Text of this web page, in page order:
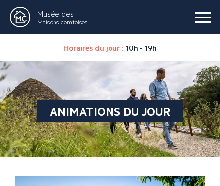
Musée des
Maisons comtoises
Horaires du jour : 10h - 19h
ANIMATIONS DU JOUR